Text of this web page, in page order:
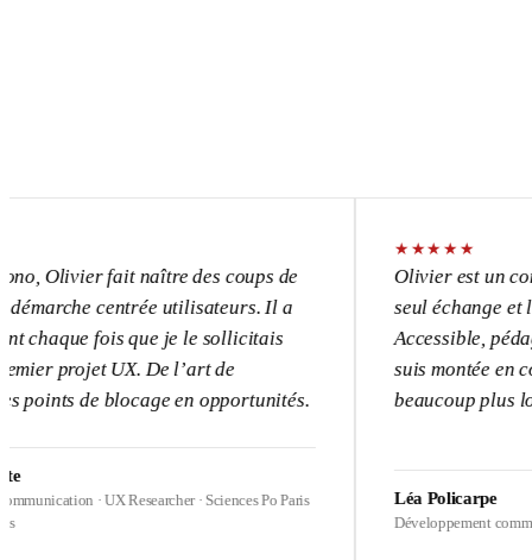
fait naître des coups de
centrée utilisateurs. Il a
fois que je le sollicitais
UX. De l’art de
blocage en opportunités.
· UX Researcher · Sciences Po Paris
★
Olivier est un consultant
seul échange et l’UX
Accessible, pédagogue,
suis montée en
beaucoup plus loin sur
Léa Policarpe
Développement commercial ·